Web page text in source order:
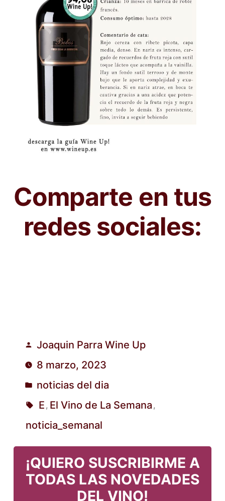
Comparte en tus
redes sociales:
Publicado
por
Joaquin Parra Wine Up
8 marzo, 2023
Publicado
en
noticias del dia
Etiquetas:
E , El Vino de La Semana ,
noticia_semanal
¡QUIERO SUSCRIBIRME A
TODAS LAS NOVEDADES
DEL VINO!